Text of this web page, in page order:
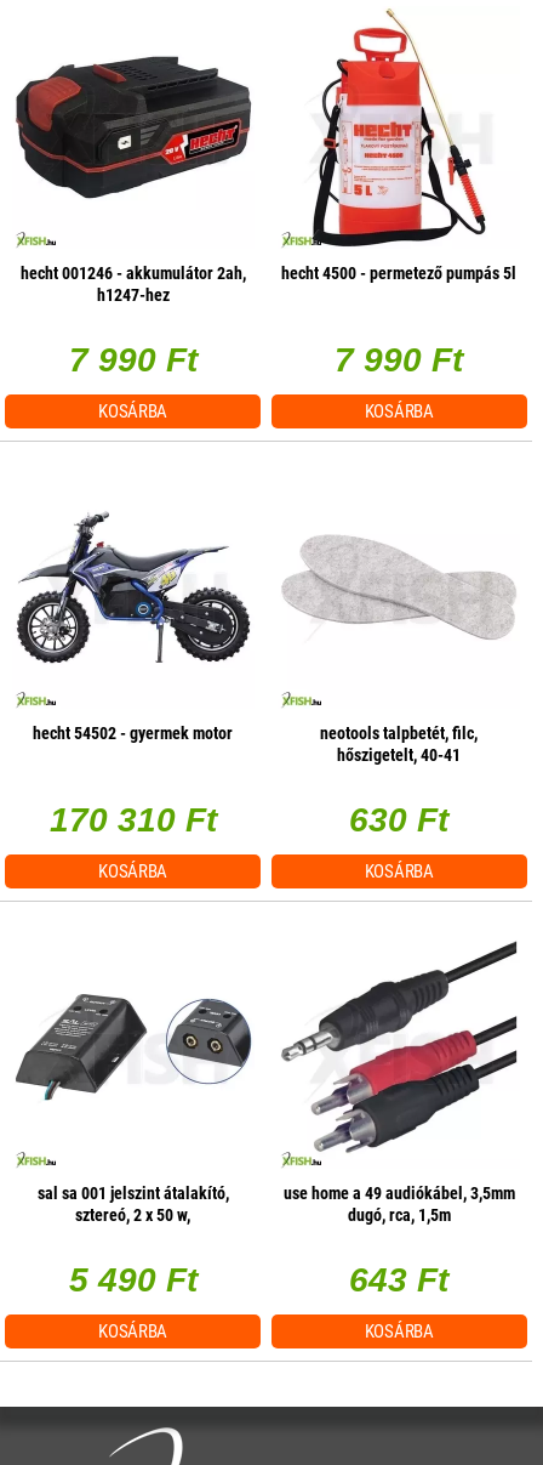
hecht 001246 - akkumulátor 2ah,
h1247-hez
7 990 Ft
KOSÁRBA
hecht 4500 - permetező pumpás 5l
7 990 Ft
KOSÁRBA
hecht 54502 - gyermek motor
170 310 Ft
KOSÁRBA
neotools talpbetét, filc,
hőszigetelt, 40-41
630 Ft
KOSÁRBA
sal sa 001 jelszint átalakító,
sztereó, 2 x 50 w,
5 490 Ft
KOSÁRBA
use home a 49 audiókábel, 3,5mm
dugó, rca, 1,5m
643 Ft
KOSÁRBA